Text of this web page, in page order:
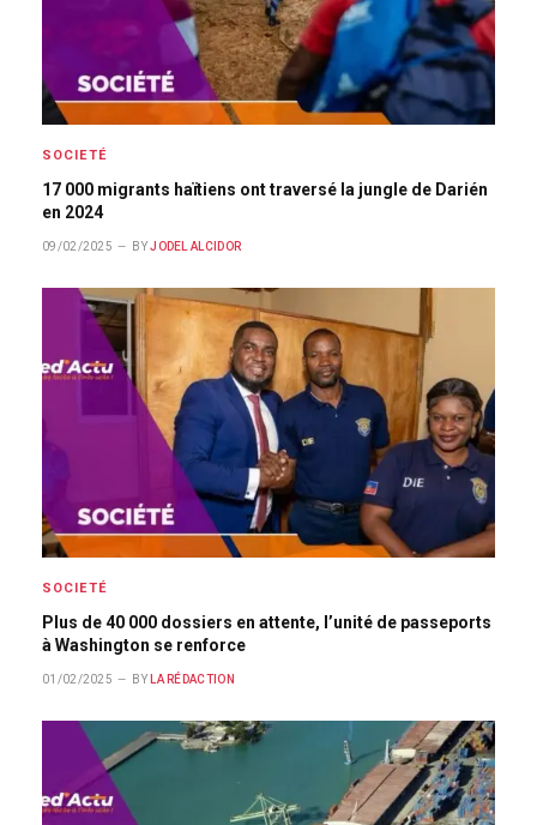
SOCIETÉ
17 000 migrants haïtiens ont traversé la jungle de Darién
en 2024
09/02/2025 BY JODEL ALCIDOR
SOCIETÉ
Plus de 40 000 dossiers en attente, l’unité de passeports
à Washington se renforce
01/02/2025 BY LA RÉDACTION